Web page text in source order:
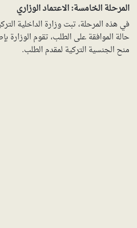
المرحلة الخامسة: الاعتماد الوزاري
في هذه المرحلة، تبت وزارة الداخلية
حالة الموافقة على الطلب، تقوم الوزارة
منح الجنسية التركية لمقدم الطلب.